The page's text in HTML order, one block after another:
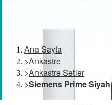
Ana Sayfa
>Ankastre
>Ankastre Setler
>Siemens Prime